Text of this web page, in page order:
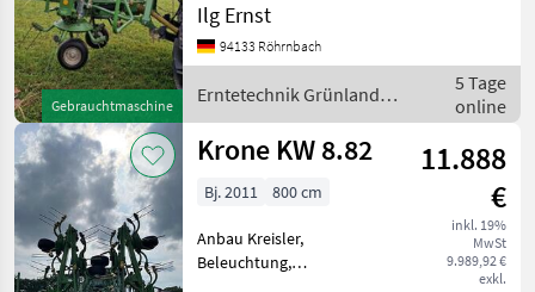
Gebrauchtmaschine
Grenzstreueinrichtung,
Streuwinkelverstellung,
Schutzbügel Neuwertiger
Kreiselheuer mit
Erntetech
Ilg Ernst
94133 Röhrnbach
Erntetechnik Grünland /
Krone
5 Tage
online
Krone KW 8.82
11.888
€
inkl. 19%
MwSt
9.989,92 €
exkl.
Bj. 2011 800 cm
Anbau Kreisler,
Beleuchtung,